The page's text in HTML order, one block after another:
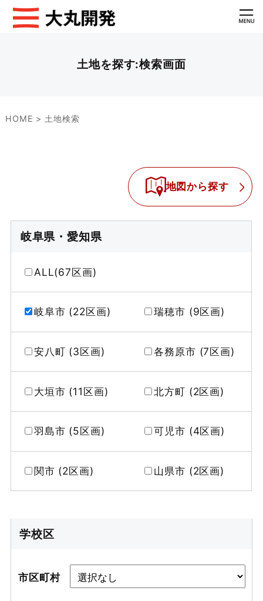
土地を探す:検索画面
HOME > 土地検索
地図から探す
岐阜県・愛知県
ALL(67区画)
岐阜市 (22区画) 瑞穂市 (9区画)
安八町 (3区画) 各務原市 (7区画)
大垣市 (11区画) 北方町 (2区画)
羽島市 (5区画) 可児市 (4区画)
関市 (2区画) 山県市 (2区画)
学校区
市区町村